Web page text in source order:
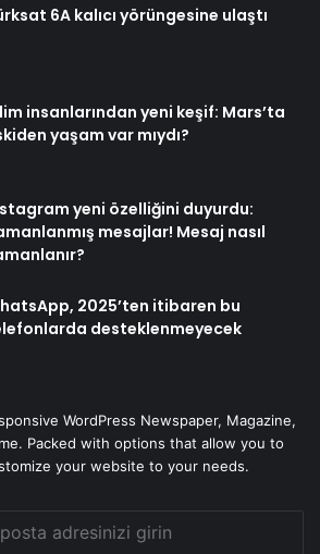
6A kalıcı yörüngesine ulaştı
insanlarından yeni keşif: Mars’ta
yaşam var mıydı?
yeni özelliğini duyurdu:
mesajlar! Mesaj nasıl
2025’ten itibaren bu
desteklenmeyecek
WordPress Newspaper, Magazine,
Packed with options that allow you to
your website to your needs.